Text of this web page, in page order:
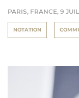
PARIS, FRANCE, 9
NOTATION